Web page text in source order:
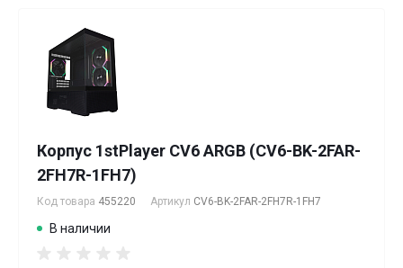
Корпус 1stPlayer CV6 ARGB (CV6-BK-2FAR-
2FH7R-1FH7)
Код товара 455220 Артикул CV6-BK-2FAR-2FH7R-1FH7
В наличии